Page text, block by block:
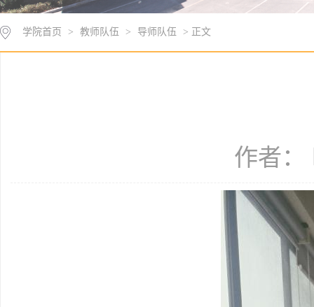
学院首页 > 教师队伍 > 导师队伍 > 正文
作者：